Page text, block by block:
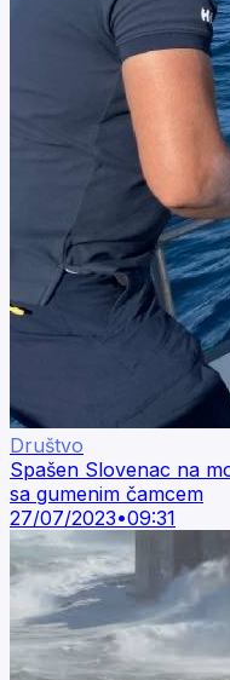
Društvo
Spašen Slovenac na
sa gumenim čamcem
27/07/2023•09:31